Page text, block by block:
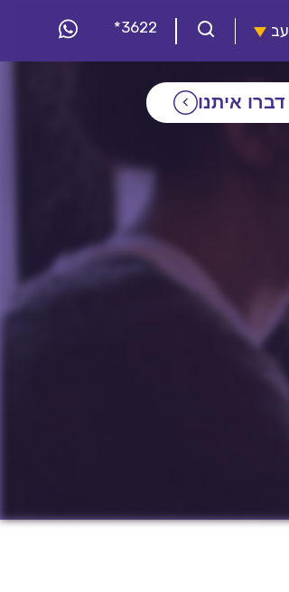
עב *3622
דברו איתנו